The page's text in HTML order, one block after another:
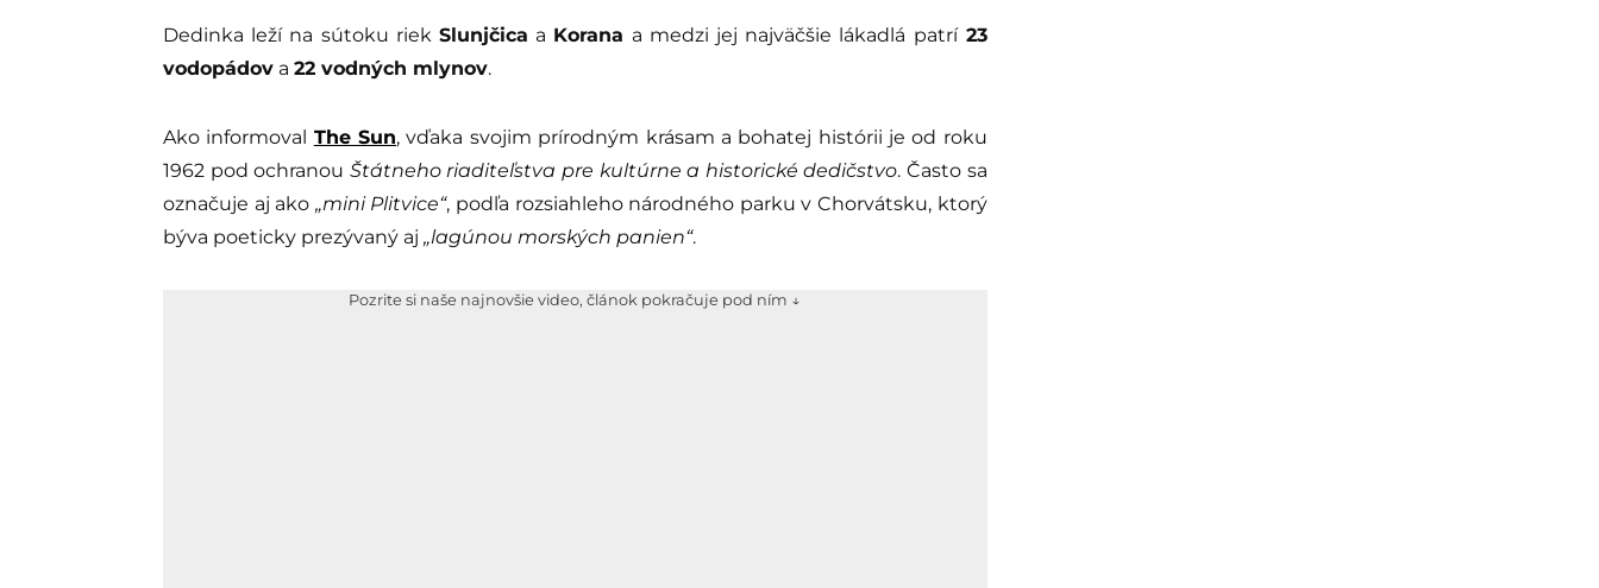
Dedinka leží na sútoku riek Slunjčica a Korana a medzi jej najväčšie lákadlá patrí23
vodopádov a 22 vodných mlynov.
Ako informoval The Sun, vďaka svojim prírodným krásam a bohatej histórii je od roku
1962 pod ochranou Štátneho riaditeľstva pre kultúrne a historické dedičstvo. Často sa
označuje aj ako „mini Plitvice“, podľa rozsiahleho národného parku v Chorvátsku, ktorý
býva poeticky prezývaný aj „lagúnou morských panien“.
Pozrite si naše najnovšie video, článok pokračuje pod ním ↓